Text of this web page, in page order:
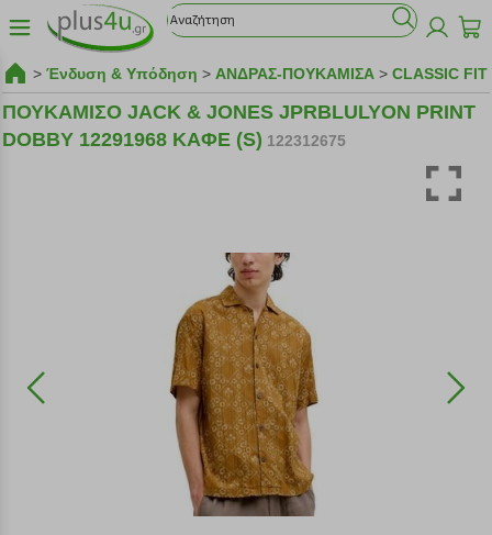
> Ένδυση & Υπόδηση > ΑΝΔΡΑΣ-ΠΟΥΚΑΜΙΣΑ > CLASSIC FIT
ΠΟΥΚΑΜΙΣΟ JACK & JONES JPRBLULYON PRINT
DOBBY 12291968 ΚΑΦΕ (S) 122312675